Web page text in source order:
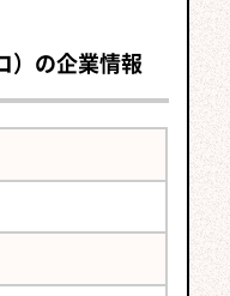
）の企業情報